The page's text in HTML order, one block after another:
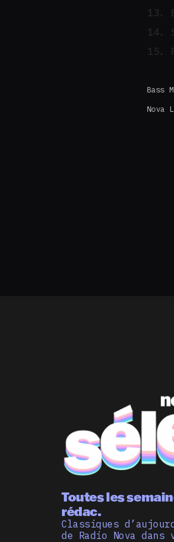
Bass
Nova
Toutes les
rédac.
Classiques
de Radio Nova